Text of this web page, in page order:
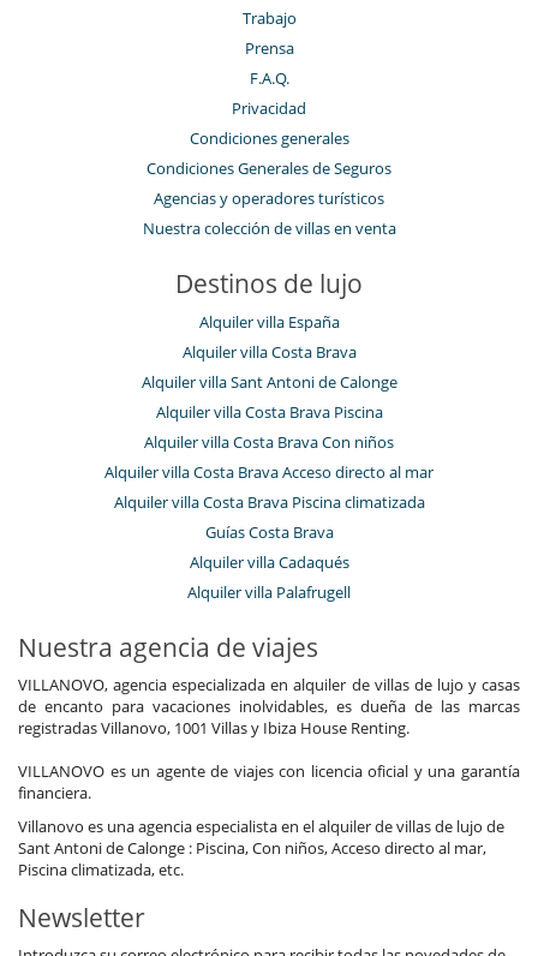
Trabajo
Prensa
F.A.Q.
Privacidad
Condiciones generales
Condiciones Generales de Seguros
Agencias y operadores turísticos
Nuestra colección de villas en venta
Destinos de lujo
Alquiler villa España
Alquiler villa Costa Brava
Alquiler villa Sant Antoni de Calonge
Alquiler villa Costa Brava Piscina
Alquiler villa Costa Brava Con niños
Alquiler villa Costa Brava Acceso directo al mar
Alquiler villa Costa Brava Piscina climatizada
Guías Costa Brava
Alquiler villa Cadaqués
Alquiler villa Palafrugell
Nuestra agencia de viajes
VILLANOVO, agencia especializada en alquiler de villas de lujo y casas
de encanto para vacaciones inolvidables, es dueña de las marcas
registradas Villanovo, 1001 Villas y Ibiza House Renting.
VILLANOVO es un agente de viajes con licencia oficial y una garantía
financiera.
Villanovo es una agencia especialista en el alquiler de villas de lujo de
Sant Antoni de Calonge : Piscina, Con niños, Acceso directo al mar,
Piscina climatizada, etc.
Newsletter